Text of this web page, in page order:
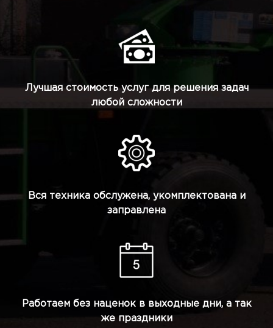
Лучшая стоимость услуг для решения задач
любой сложности
Вся техника обслужена, укомплектована и
заправлена
Работаем без наценок в выходные дни, а так
же праздники